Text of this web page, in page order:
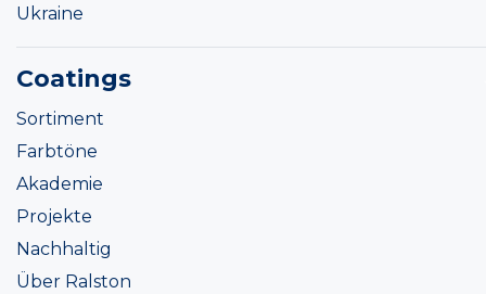
Ukraine
Coatings
Sortiment
Farbtöne
Akademie
Projekte
Nachhaltig
Über Ralston